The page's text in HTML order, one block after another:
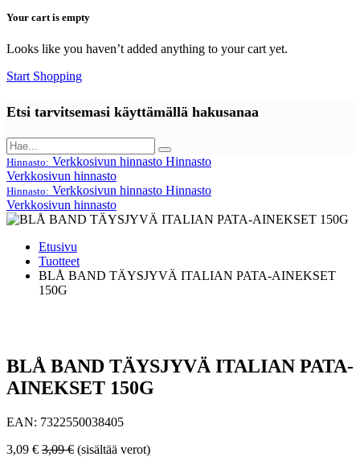
Your cart is empty
Looks like you haven’t added anything to your cart yet.
Start Shopping
Etsi tarvitsemasi käyttämällä hakusanaa
Hinnasto: Verkkosivun hinnasto Hinnasto
Verkkosivun hinnasto
Hinnasto: Verkkosivun hinnasto Hinnasto
Verkkosivun hinnasto
Etusivu
Tuotteet
BLÅ BAND TÄYSJYVÄ ITALIAN PATA-AINEKSET
150G
BLÅ BAND TÄYSJYVÄ ITALIAN PATA-
AINEKSET 150G
EAN: 7322550038405
3,09 € 3,09€ (sisältää verot)